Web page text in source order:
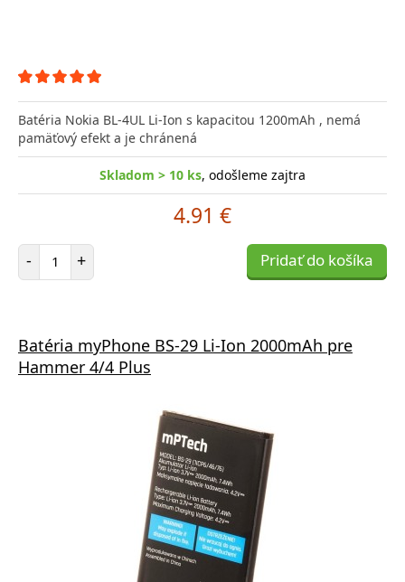
Batéria Nokia BL-4UL Li-Ion s kapacitou 1200mAh , nemá
pamäťový efekt a je chránená
Skladom > 10 ks, odošleme zajtra
4.91 €
- Počet položiek
+ Pridať do košíka
Batéria myPhone BS-29 Li-Ion 2000mAh pre
Hammer 4/4 Plus